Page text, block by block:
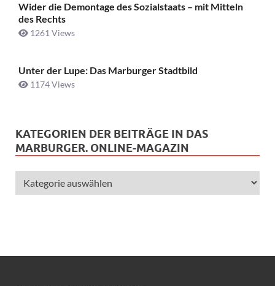
Wider die Demontage des Sozialstaats – mit Mitteln
des Rechts
1261 Views
Unter der Lupe: Das Marburger Stadtbild
1174 Views
KATEGORIEN DER BEITRÄGE IN DAS
MARBURGER. ONLINE-MAGAZIN